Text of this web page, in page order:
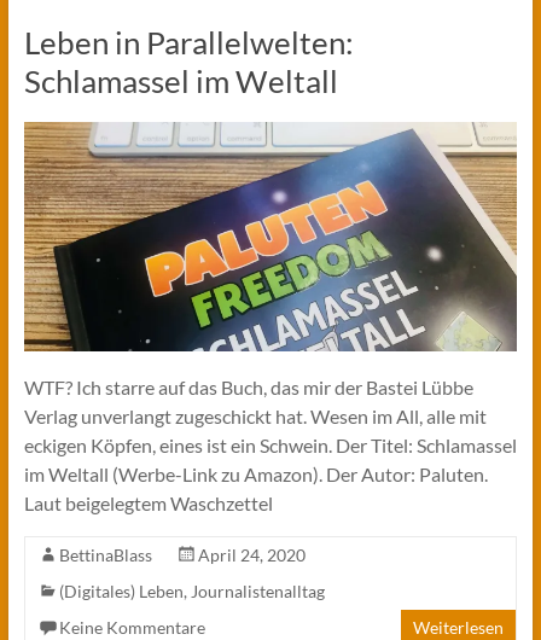
Leben in Parallelwelten:
Schlamassel im Weltall
WTF? Ich starre auf das Buch, das mir der Bastei Lübbe
Verlag unverlangt zugeschickt hat. Wesen im All, alle mit
eckigen Köpfen, eines ist ein Schwein. Der Titel: Schlamassel
im Weltall (Werbe-Link zu Amazon). Der Autor: Paluten.
Laut beigelegtem Waschzettel
BettinaBlass
April 24, 2020
(Digitales) Leben, Journalistenalltag
Keine Kommentare
Weiterlesen